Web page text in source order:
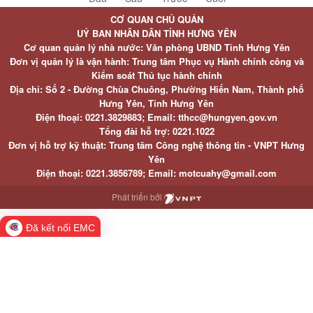
CƠ QUAN CHỦ QUẢN
UỶ BAN NHÂN DÂN TỈNH HƯNG YÊN
Cơ quan quản lý nhà nước: Văn phòng UBND Tỉnh Hưng Yên
Đơn vị quản lý là vận hành: Trung tâm Phục vụ Hành chính công và
Kiểm soát Thủ tục hành chính
Địa chỉ: Số 2 - Đường Chùa Chuông, Phường Hiến Nam, Thành phố
Hưng Yên, Tỉnh Hưng Yên
Điện thoại: 0221.3829883; Email: tthcc@hungyen.gov.vn
Tổng đài hỗ trợ: 0221.1022
Đơn vị hỗ trợ kỹ thuật: Trung tâm Công nghệ thông tin - VNPT Hưng
Yên
Điện thoại: 0221.3856789; Email: motcuahy@gmail.com
Phát triển bởi
Đã kết nối EMC